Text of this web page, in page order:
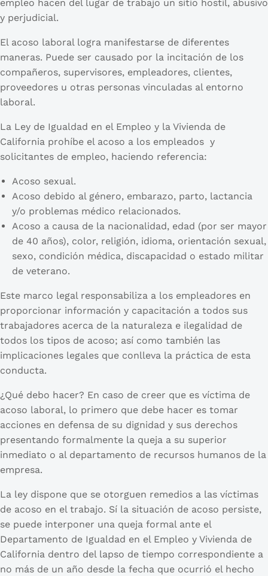
empleo hacen del lugar de trabajo un sitio hostil, abusivo
y perjudicial.
El acoso laboral logra manifestarse de diferentes
maneras. Puede ser causado por la incitación de los
compañeros, supervisores, empleadores, clientes,
proveedores u otras personas vinculadas al entorno
laboral.
La Ley de Igualdad en el Empleo y la Vivienda de
California prohíbe el acoso a los empleados y
solicitantes de empleo, haciendo referencia:
Acoso sexual.
Acoso debido al género, embarazo, parto, lactancia
y/o problemas médico relacionados.
Acoso a causa de la nacionalidad, edad (por ser mayor
de 40 años), color, religión, idioma, orientación sexual,
sexo, condición médica, discapacidad o estado militar
de veterano.
Este marco legal responsabiliza a los empleadores en
proporcionar información y capacitación a todos sus
trabajadores acerca de la naturaleza e ilegalidad de
todos los tipos de acoso; así como también las
implicaciones legales que conlleva la práctica de esta
conducta.
¿Qué debo hacer? En caso de creer que es víctima de
acoso laboral, lo primero que debe hacer es tomar
acciones en defensa de su dignidad y sus derechos
presentando formalmente la queja a su superior
inmediato o al departamento de recursos humanos de la
empresa.
La ley dispone que se otorguen remedios a las víctimas
de acoso en el trabajo. Sí la situación de acoso persiste,
se puede interponer una queja formal ante el
Departamento de Igualdad en el Empleo y Vivienda de
California dentro del lapso de tiempo correspondiente a
no más de un año desde la fecha que ocurrió el hecho